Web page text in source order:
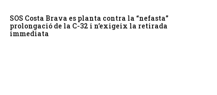
SOS Costa Brava es planta contra la “nefasta”
prolongació de la C-32 i n’exigeix la retirada
immediata